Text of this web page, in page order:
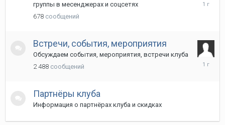
группы в месенджерах и соцсетях
678 сообщений
Встречи, события, мероприятия
Обсуждаем события, мероприятия, встречи клуба
2 488 сообщений
13
Партнёры клуба
Информация о партнёрах клуба и скидках